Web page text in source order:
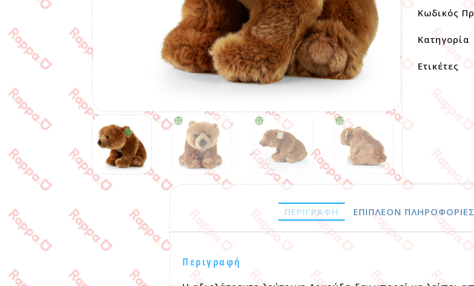
Κωδικός
Κατηγορία
Ετικέτες
ΠΕΡΙΓΡΑΦΉ ΕΠΙΠΛΈΟΝ ΠΛΗΡΟΦΟΡΊΕΣ
Περιγραφή